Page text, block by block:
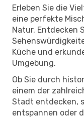
Erleben Sie die
eine perfekte
Natur. Entdecken
Küche und
Umgebung.
Ob Sie durch
einem der
Stadt entdecken,
entspannen oder